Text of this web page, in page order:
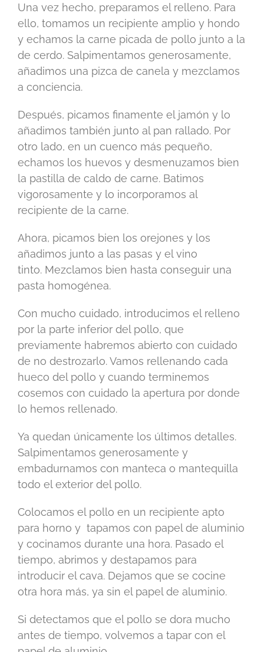
Una vez hecho, preparamos el relleno. Para
ello, tomamos un recipiente amplio y hondo
y echamos la carne picada de pollo junto a la
de cerdo. Salpimentamos generosamente,
añadimos una pizca de canela y mezclamos
a conciencia.
Después, picamos finamente el jamón y lo
añadimos también junto al pan rallado. Por
otro lado, en un cuenco más pequeño,
echamos los huevos y desmenuzamos bien
la pastilla de caldo de carne. Batimos
vigorosamente y lo incorporamos al
recipiente de la carne.
Ahora, picamos bien los orejones y los
añadimos junto a las pasas y el vino
tinto. Mezclamos bien hasta conseguir una
pasta homogénea.
Con mucho cuidado, introducimos el relleno
por la parte inferior del pollo, que
previamente habremos abierto con cuidado
de no destrozarlo. Vamos rellenando cada
hueco del pollo y cuando terminemos
cosemos con cuidado la apertura por donde
lo hemos rellenado.
Ya quedan únicamente los últimos detalles.
Salpimentamos generosamente y
embadurnamos con manteca o mantequilla
todo el exterior del pollo.
Colocamos el pollo en un recipiente apto
para horno y tapamos con papel de aluminio
y cocinamos durante una hora. Pasado el
tiempo, abrimos y destapamos para
introducir el cava. Dejamos que se cocine
otra hora más, ya sin el papel de aluminio.
Si detectamos que el pollo se dora mucho
antes de tiempo, volvemos a tapar con el